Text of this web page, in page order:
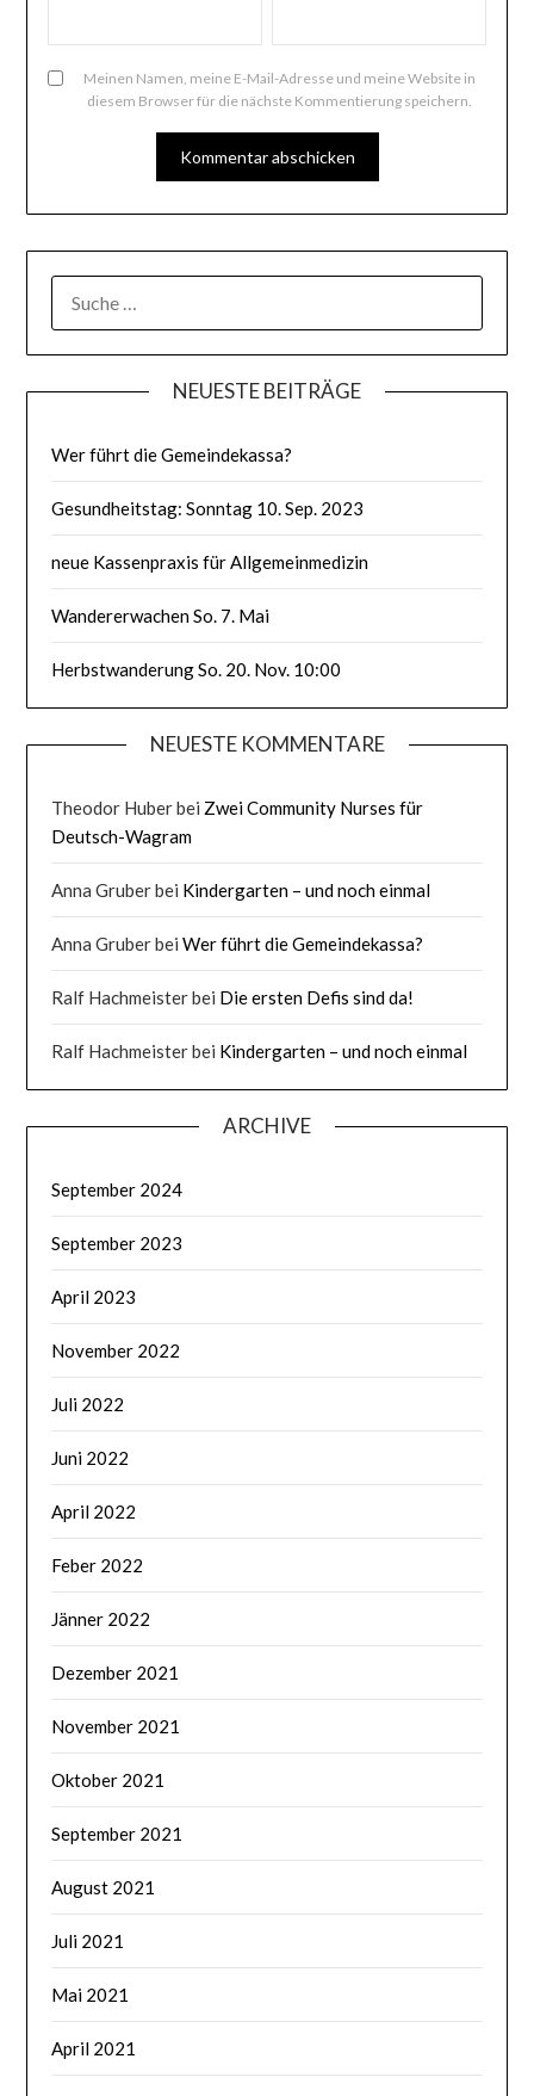
Meinen Namen, meine E-Mail-Adresse und meine Website in
diesem Browser für die nächste Kommentierung speichern.
NACH:
NEUESTE BEITRÄGE
Wer führt die Gemeindekassa?
Gesundheitstag: Sonntag 10. Sep. 2023
neue Kassenpraxis für Allgemeinmedizin
Wandererwachen So. 7. Mai
Herbstwanderung So. 20. Nov. 10:00
NEUESTE KOMMENTARE
Theodor Huberbei Zwei Community Nurses für
Deutsch-Wagram
Anna Gruberbei Kindergarten – und noch einmal
Anna GruberbeiWer führt die Gemeindekassa?
Ralf Hachmeisterbei Die ersten Defis sind da!
Ralf Hachmeisterbei Kindergarten – und noch einmal
ARCHIVE
September 2024
September 2023
April 2023
November 2022
Juli 2022
Juni 2022
April 2022
Feber 2022
Jänner 2022
Dezember 2021
November 2021
Oktober 2021
September 2021
August 2021
Juli 2021
Mai 2021
April 2021